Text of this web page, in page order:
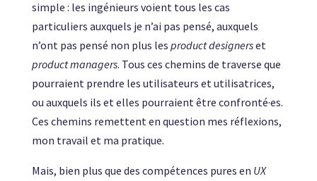
simple : les ingénieurs voient tous les cas
particuliers auxquels je n’ai pas pensé, auxquels
n’ont pas pensé non plus les product designerset
product managers. Tous ces chemins de traverse que
pourraient prendre les utilisateurs et utilisatrices,
ou auxquels ils et elles pourraient être confronté·es.
Ces chemins remettent en question mes réflexions,
mon travail et ma pratique.
Mais, bien plus que des compétences pures en UX